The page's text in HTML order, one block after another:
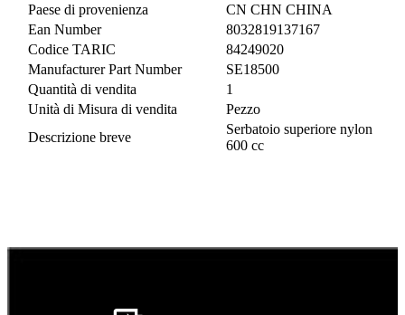
Paese di provenienza
CN CHN CHINA
Ean Number
8032819137167
Codice TARIC
84249020
Manufacturer Part Number
SE18500
Quantità di vendita
1
Unità di Misura di vendita
Pezzo
Descrizione breve
Serbatoio superiore nylon
600 cc